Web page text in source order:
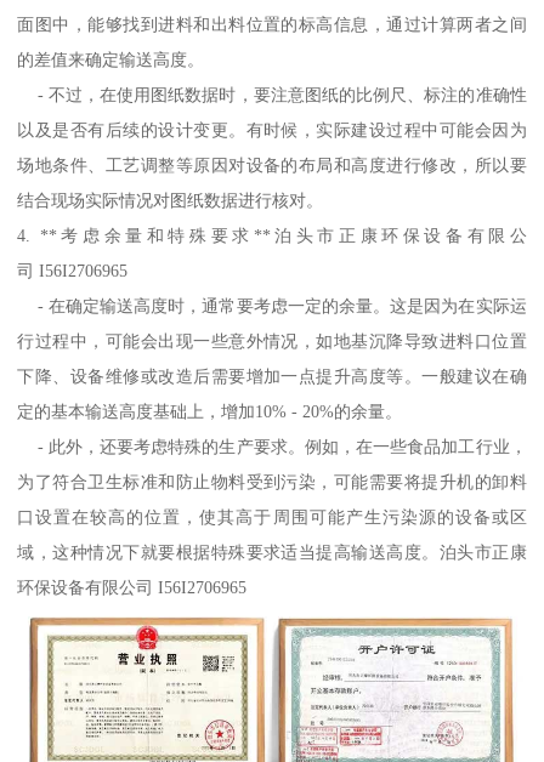
面图中，能够找到进料和出料位置的标高信息，通过计算两者之间
的差值来确定输送高度。
- 不过，在使用图纸数据时，要注意图纸的比例尺、标注的准确性
以及是否有后续的设计变更。有时候，实际建设过程中可能会因为
场地条件、工艺调整等原因对设备的布局和高度进行修改，所以要
结合现场实际情况对图纸数据进行核对。
4. **考虑余量和特殊要求**泊头市正康环保设备有限公
司 I56I2706965
- 在确定输送高度时，通常要考虑一定的余量。这是因为在实际运
行过程中，可能会出现一些意外情况，如地基沉降导致进料口位置
下降、设备维修或改造后需要增加一点提升高度等。一般建议在确
定的基本输送高度基础上，增加10% - 20%的余量。
- 此外，还要考虑特殊的生产要求。例如，在一些食品加工行业，
为了符合卫生标准和防止物料受到污染，可能需要将提升机的卸料
口设置在较高的位置，使其高于周围可能产生污染源的设备或区
域，这种情况下就要根据特殊要求适当提高输送高度。泊头市正康
环保设备有限公司 I56I2706965